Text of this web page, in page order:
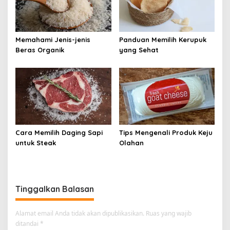
Memahami Jenis-jenis
Beras Organik
Panduan Memilih Kerupuk
yang Sehat
Cara Memilih Daging Sapi
untuk Steak
Tips Mengenali Produk Keju
Olahan
Tinggalkan Balasan
Alamat email Anda tidak akan dipublikasikan. Ruas yang wajib
ditandai *